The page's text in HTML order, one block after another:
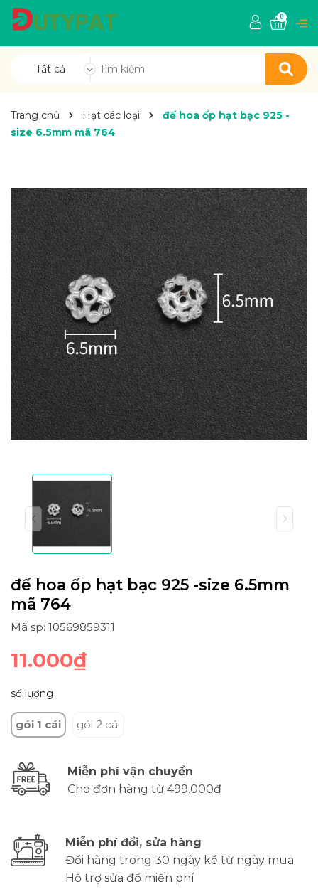
Tất cả
0
Trang chủ Hạt các loại
đế hoa ốp hạt bạc 925 -
size 6.5mm mã 764
đế hoa ốp hạt bạc 925 -size 6.5mm
mã 764
Mã sp: 10569859311
11.000₫
số lượng
gói 1 cái gói 2 cái
Miễn phí vận chuyển
Cho đơn hàng từ 499.000đ
Miễn phí đổi, sửa hàng
Đổi hàng trong 30 ngày kể từ ngày mua
Hỗ trợ sửa đồ miễn phí